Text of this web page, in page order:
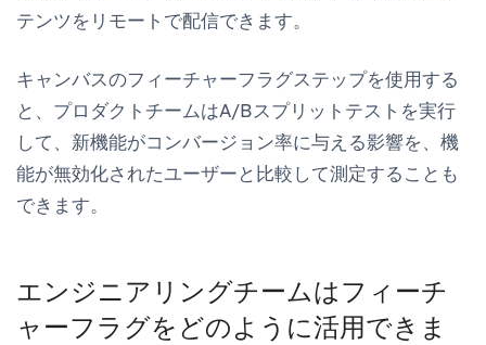
テンツをリモートで配信できます。
キャンバスのフィーチャーフラグステップを使用する
と、プロダクトチームはA/Bスプリットテストを実行
して、新機能がコンバージョン率に与える影響を、機
能が無効化されたユーザーと比較して測定することも
できます。
エンジニアリングチームはフィーチ
ャーフラグをどのように活用できま